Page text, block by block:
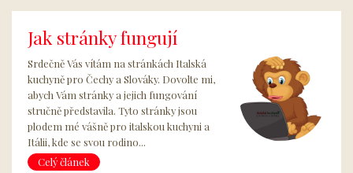
Jak stránky fungují
Srdečně Vás vítám na stránkách Italská
kuchyně pro Čechy a Slováky. Dovolte mi,
abych Vám stránky a jejich fungování
stručně představila. Tyto stránky jsou
plodem mé vášně pro italskou kuchyni a
Itálii, kde se svou rodino...
Celý článek